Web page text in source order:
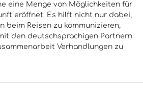
eine Menge von Möglichkeiten für
eröffnet. Es hilft nicht nur dabei,
beim Reisen zu kommunizieren,
den deutschsprachigen Partnern
Verhandlungen zu